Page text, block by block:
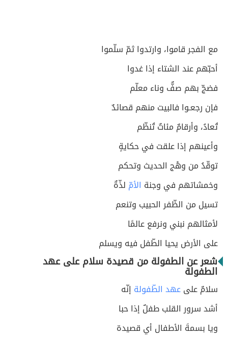
مع الفجر قاموا، وارتدوا ثمّ سلّموا
أحبّهم عند الشتاء إذا غدوا
فضجّ بهم صفٌّ وناء معلّم
فإن رجعـوا فالبيت منهم قصائدٌ
تُعادُ، وأرقامٌ مئاتٌ تُنظّم
وأعينهم إذا علقت في حكايةٍ
توقّدُ من وهْج الحديث وتحكم
وخمشاتهم في وجنة الأمّ لذّةٌ
تسيل من الظّفر الحبيب وتنعم
لأمثالهم نبني ونرفع عالمًا
على الأرض يحيا الطّفل فيه ويسلم
شعر عن الطفولة من قصيدة سلام على عهد
الطفولة
سلامٌ علىعهد الطّفولة إنّه
أشد سرور القلب طفلٌ إذا حبا
ويا بسمةَ الأطفال أي قصيدة